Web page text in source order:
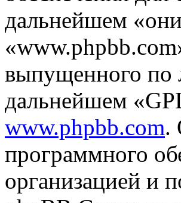
дальнейшем
выпущенного по
дальнейшем
www.phpbb.com.
программного
организацией и